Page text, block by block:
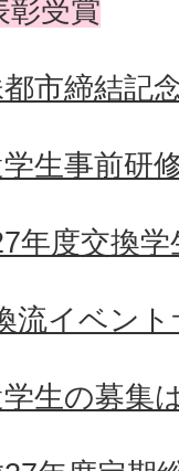
彰受賞
市締結記
生事前研
年度交換
流イベン
生の募集